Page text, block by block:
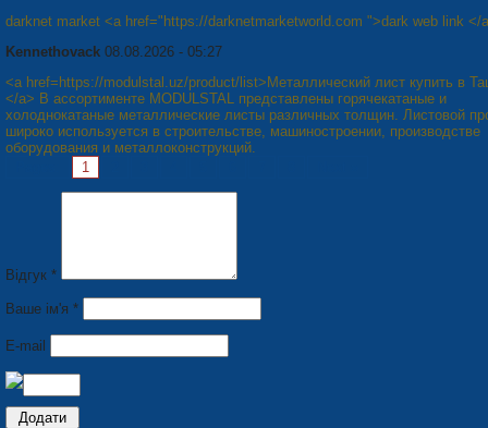
darknet market <a href="https://darknetmarketworld.com ">dark web link </
Kennethovack 08.08.2026 - 05:27
<a href=https://modulstal.uz/product/list>Металлический лист купить в
</a> В ассортименте MODULSTAL представлены горячекатаные и
холоднокатаные металлические листы различных толщин. Листовой
широко используется в строительстве, машиностроении, производстве
оборудования и металлоконструкций.
1
Відгук *
Ваше ім'я *
E-mail